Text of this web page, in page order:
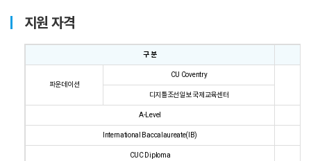
지원 자격
구 분
파운데이션
CU Coventry
디지틀조선일보 국제교육센터
A-Level
International Baccalaureate(IB)
CUC Diploma